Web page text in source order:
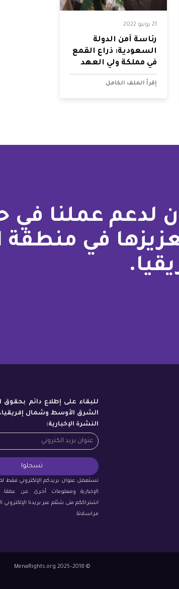
21 يونيو 2022
رئاسة أمن الدولة
السعودية: ذراع القمع
في مملكة ولي العهد
إقرأ الملف الكامل
لدعم عملنا في
في
للبقاء على إطلاع دائم بحقوق
الشرق الأوسط وشمال
النشرة الإخبارية:
نستعمل عنوان بريدكم الإلكتروني فقط
الإخبارية ومعلومات أخرى عن
اشتراككم متى شئتم عبر بريدنا
مراسلاتنا.
© 2018–2025 MenaRights.org